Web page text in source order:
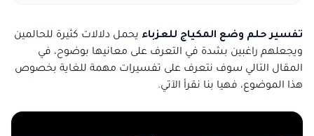
تفسير حلم وضع المكياج للعزباء يحمل دلالات كثيرة للحالمين
ويجعلهم راغبين بشدة في التعرف على معانيها بوضوح، في
المقال التالي سوف نتعرف على تفسيرات مهمة للغاية بخصوص
هذا الموضوع، فهيا بنا نقرأ الآتي.